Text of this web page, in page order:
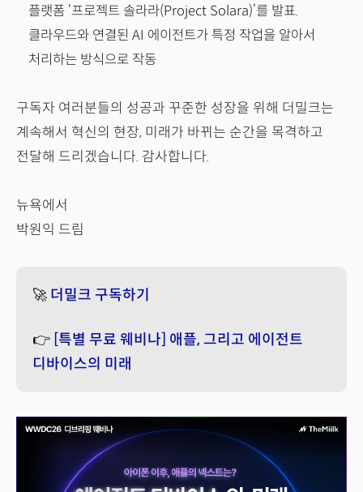
플랫폼 ‘프로젝트 솔라라(Project Solara)’를 발표.
클라우드와 연결된 AI 에이전트가 특정 작업을 알아서
처리하는 방식으로 작동
구독자 여러분들의 성공과 꾸준한 성장을 위해 더밀크는
계속해서 혁신의 현장, 미래가 바뀌는 순간을 목격하고
전달해 드리겠습니다. 감사합니다.
뉴욕에서
박원익 드림
🚀 더밀크 구독하기
👉 [특별 무료 웨비나] 애플, 그리고 에이전트
디바이스의 미래